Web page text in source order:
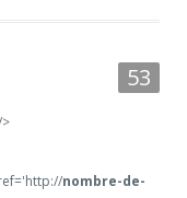
nombre-de-